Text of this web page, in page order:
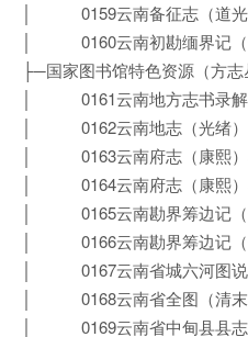
│ 0159云南备征志（道光
│ 0160云南初勘缅界记（
├─国家图书馆特色资源（方
│ 0161云南地方志书录
│ 0162云南地志（光绪）
│ 0163云南府志（康熙）
│ 0164云南府志（康熙）
│ 0165云南勘界筹边记（
│ 0166云南勘界筹边记（
│ 0167云南省城六河图说
│ 0168云南省全图（清末
│ 0169云南省中甸县县志